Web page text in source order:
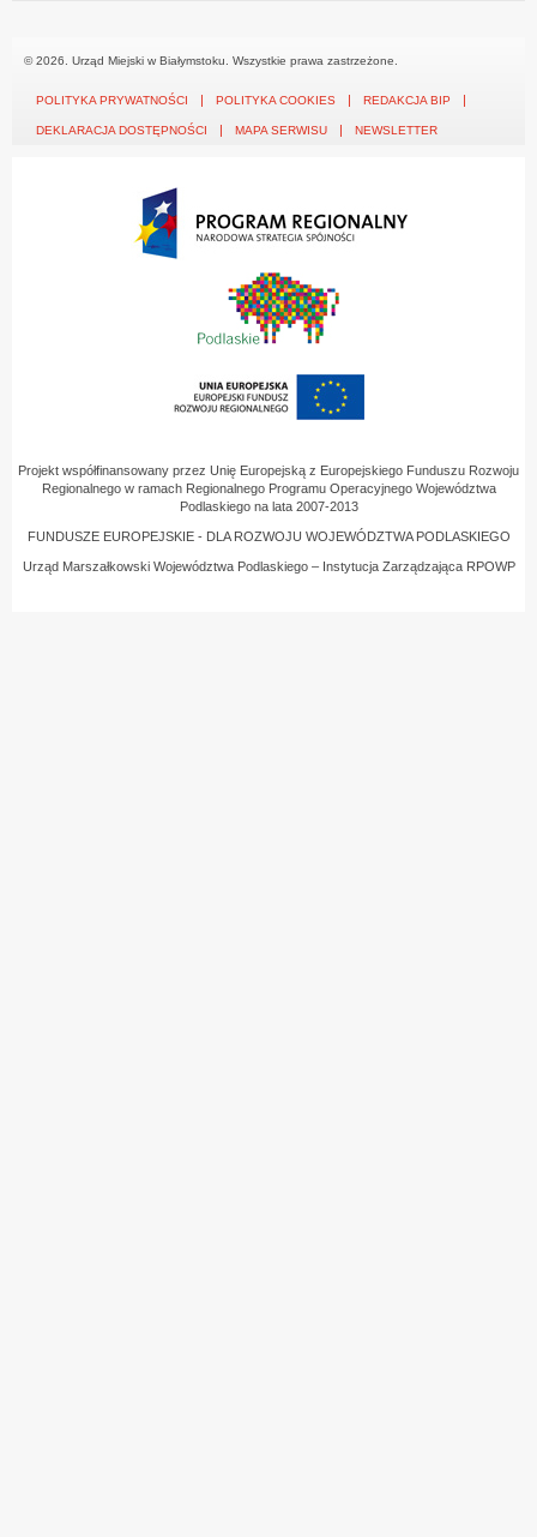
© 2026. Urząd Miejski w Białymstoku. Wszystkie prawa zastrzeżone.
POLITYKA PRYWATNOŚCI POLITYKA COOKIES REDAKCJA BIP
DEKLARACJA DOSTĘPNOŚCI MAPA SERWISU NEWSLETTER
Projekt współfinansowany przez Unię Europejską z Europejskiego Funduszu Rozwoju
Regionalnego w ramach Regionalnego Programu Operacyjnego Województwa
Podlaskiego na lata 2007-2013
FUNDUSZE EUROPEJSKIE - DLA ROZWOJU WOJEWÓDZTWA PODLASKIEGO
Urząd Marszałkowski Województwa Podlaskiego – Instytucja Zarządzająca RPOWP